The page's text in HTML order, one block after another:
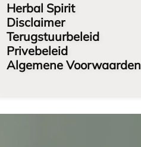
Herbal Spirit
Disclaimer
Terugstuurbeleid
Privebeleid
Algemene Voorwaarden